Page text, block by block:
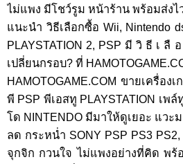
ไม่แพง มีโชว์รูม หน้าร้าน พร้อมส่งไ
แนะนำ วิธีเลือกซื้อ Wii, Nintendo
PLAYSTATION 2, PSP มี วิ ธี เ
เปลี่ยนกรอบ? ที่
HAMOTOGAME.COM ขายเครื่อ
พี PSP พีเอสทู PLAYSTATION เพ
โด NINTENDO มีมาให้ดูเยอะ แวะ
ลด กระหน่ำ SONY PSP PS3
จุกจิก กวนใจ ไม่แพงอย่างที่คิด พร้